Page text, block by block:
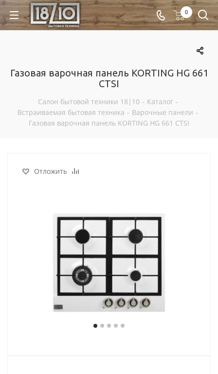
0
Газовая варочная панель KORTING HG 661
CTSI
Салон бытовой техники 18|10 - Каталог -
Встраиваемая бытовая техника - Варочные панели -
Газовая варочная панель KORTING HG 661 CTSI
Отложить